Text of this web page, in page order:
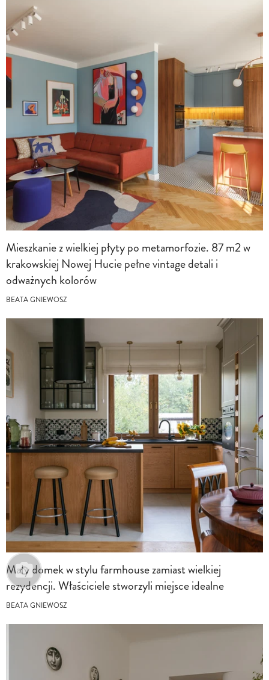
Mieszkanie z wielkiej płyty po metamorfozie. 87 m2 w
krakowskiej Nowej Hucie pełne vintage detali i
odważnych kolorów
BEATA GNIEWOSZ
Mały domek w stylu farmhouse zamiast wielkiej
rezydencji. Właściciele stworzyli miejsce idealne
BEATA GNIEWOSZ